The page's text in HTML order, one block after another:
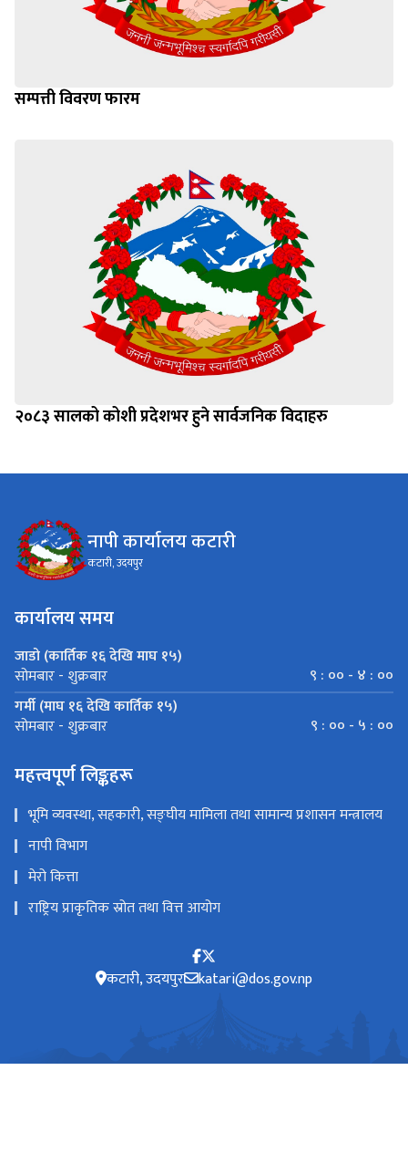
सम्पत्ती विवरण फारम
२०८३ सालको कोशी प्रदेशभर हुने सार्वजनिक विदाहरु
नापी कार्यालय कटारी
कटारी, उदयपुर
कार्यालय समय
जाडो (कार्तिक १६ देखि माघ १५)
सोमबार - शुक्रबार
९ : ०० - ४ : ००
गर्मी (माघ १६ देखि कार्तिक १५)
सोमबार - शुक्रबार ९ : ०० - ५ : ००
महत्त्वपूर्ण लिङ्कहरू
भूमि व्यवस्था, सहकारी, सङ्घीय मामिला तथा सामान्य प्रशासन मन्त्रालय
नापी विभाग
मेरो कित्ता
राष्ट्रिय प्राकृतिक स्रोत तथा वित्त आयोग
कटारी, उदयपुर katari@dos.gov.np